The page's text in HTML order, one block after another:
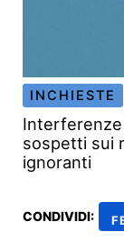
INCHIESTE
Interferenze
sospetti sui
ignoranti
CONDIVIDI: